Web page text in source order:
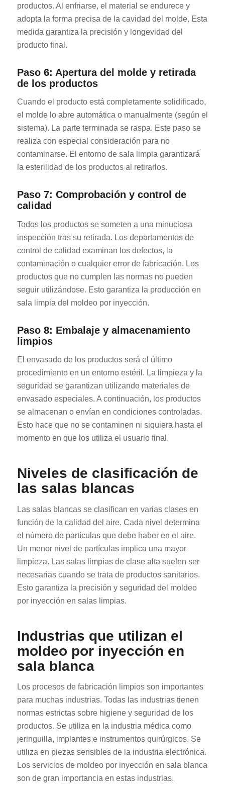
productos. Al enfriarse, el material se endurece y
adopta la forma precisa de la cavidad del molde. Esta
medida garantiza la precisión y longevidad del
producto final.
Paso 6: Apertura del molde y retirada
de los productos
Cuando el producto está completamente solidificado,
el molde lo abre automática o manualmente (según el
sistema). La parte terminada se raspa. Este paso se
realiza con especial consideración para no
contaminarse. El entorno de sala limpia garantizará
la esterilidad de los productos al retirarlos.
Paso 7: Comprobación y control de
calidad
Todos los productos se someten a una minuciosa
inspección tras su retirada. Los departamentos de
control de calidad examinan los defectos, la
contaminación o cualquier error de fabricación. Los
productos que no cumplen las normas no pueden
seguir utilizándose. Esto garantiza la producción en
sala limpia del moldeo por inyección.
Paso 8: Embalaje y almacenamiento
limpios
El envasado de los productos será el último
procedimiento en un entorno estéril. La limpieza y la
seguridad se garantizan utilizando materiales de
envasado especiales. A continuación, los productos
se almacenan o envían en condiciones controladas.
Esto hace que no se contaminen ni siquiera hasta el
momento en que los utiliza el usuario final.
Niveles de clasificación de
las salas blancas
Las salas blancas se clasifican en varias clases en
función de la calidad del aire. Cada nivel determina
el número de partículas que debe haber en el aire.
Un menor nivel de partículas implica una mayor
limpieza. Las salas limpias de clase alta suelen ser
necesarias cuando se trata de productos sanitarios.
Esto garantiza la precisión y seguridad del moldeo
por inyección en salas limpias.
Industrias que utilizan el
moldeo por inyección en
sala blanca
Los procesos de fabricación limpios son importantes
para muchas industrias. Todas las industrias tienen
normas estrictas sobre higiene y seguridad de los
productos. Se utiliza en la industria médica como
jeringuilla, implantes e instrumentos quirúrgicos. Se
utiliza en piezas sensibles de la industria electrónica.
Los servicios de moldeo por inyección en sala blanca
son de gran importancia en estas industrias.